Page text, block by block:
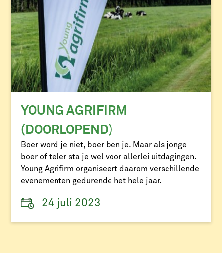
YOUNG AGRIFIRM
(DOORLOPEND)
Boer word je niet, boer ben je. Maar als jonge
boer of teler sta je wel voor allerlei uitdagingen.
Young Agrifirm organiseert daarom verschillende
evenementen gedurende het hele jaar.
24 juli 2023